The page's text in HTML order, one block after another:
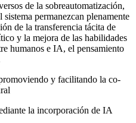
de la sobreautomatización,
permanezcan plenamente
de la transferencia tácita de
y la mejora de las habilidades
humanos e IA, el pensamiento
y facilitando la co-
la incorporación de IA